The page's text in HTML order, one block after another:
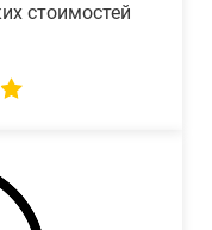
стоимостей